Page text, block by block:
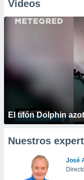
Vídeos
El tifón Dolphin
Nuestros
José